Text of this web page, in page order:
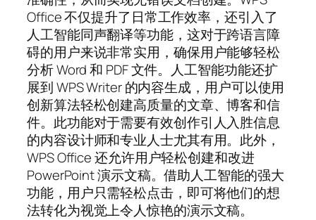
Office 不仅提升了日常工作效率，还引入了
人工智能同声翻译等功能，这对于跨语言障
碍的用户来说非常实用，确保用户能够轻松
分析 Word 和 PDF 文件。人工智能功能还扩
展到 WPS Writer 的内容生成，用户可以使用
创新算法轻松创建高质量的文章、博客和信
件。此功能对于需要有效创作引人入胜信息
的内容设计师和专业人士尤其有用。此外，
WPS Office 还允许用户轻松创建和改进
PowerPoint 演示文稿。借助人工智能的强大
功能，用户只需轻松点击，即可将他们的想
法转化为视觉上令人惊艳的演示文稿。